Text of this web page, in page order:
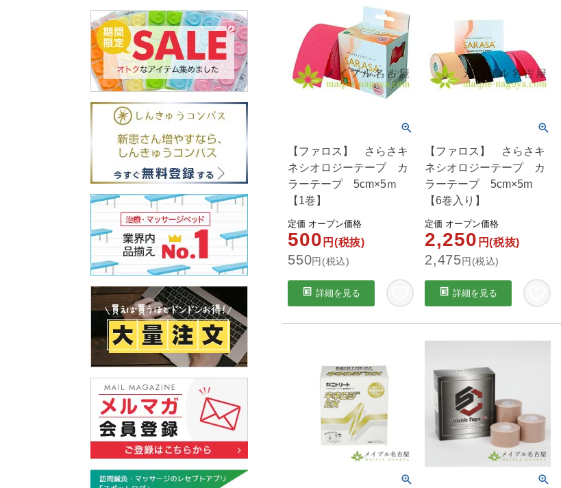
【ファロス】 さらさキ
ネシオロジーテープ カ
ラーテープ 5cm×5ｍ
【1巻】
定価 オープン価格
500 円(税抜)
550円(税込)
詳細を見る
【ファロス】 さらさキ
ネシオロジーテープ カ
ラーテープ 5cm×5m
【6巻入り】
定価 オープン価格
2,250 円(税抜)
2,475円(税込)
詳細を見る